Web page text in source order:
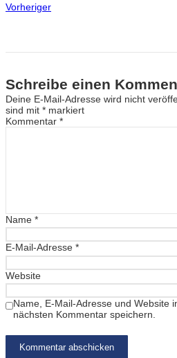
Vorheriger
Schreibe einen
Deine E-Mail-Adresse wird nicht
sind mit * markiert
Kommentar *
Name *
E-Mail-Adresse *
Website
Name, E-Mail-Adresse und Website
nächsten Kommentar speichern.